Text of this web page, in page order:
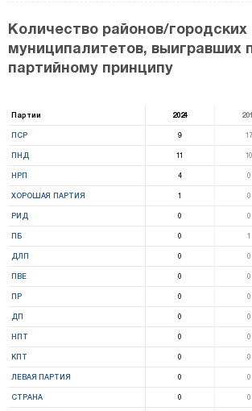
Количество районов/городских
муниципалитетов, выигравших
партийному принципу
Партии 2024
ПСР 9 17
ПНД 11 10
НРП 4 0
ХОРОШАЯ ПАРТИЯ 1 0
РИД 0 0
ПБ 0 1
ДЛП 0 0
ПВЕ 0 0
ПР 0 0
ДП 0 0
НПТ 0 0
КПТ 0 0
ЛЕВАЯ ПАРТИЯ 0 0
СТРАНА 0 0